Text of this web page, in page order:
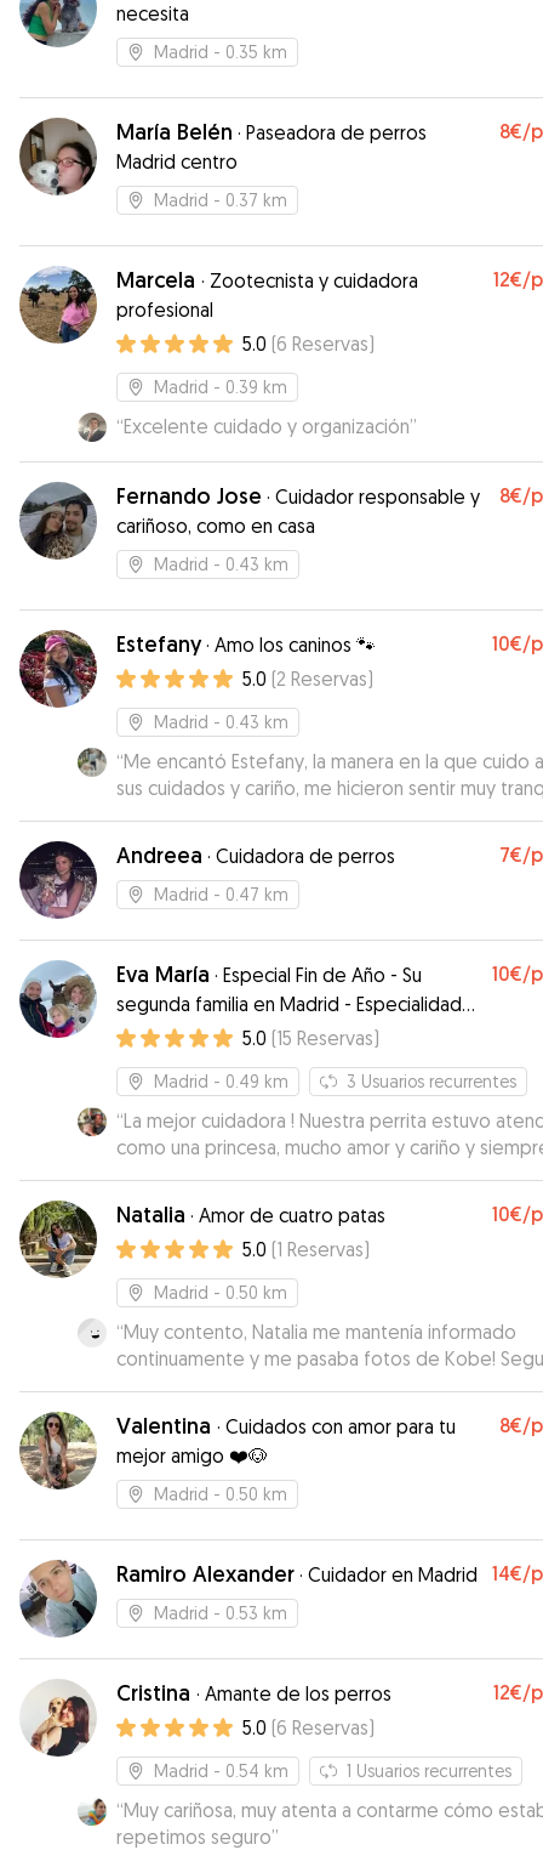
necesita
Madrid - 0.35 km
María Belén · Paseadora de perros
Madrid centro
8€/
Madrid - 0.37 km
Marcela · Zootecnista y cuidadora
profesional
12€/
5.0 (6 Reservas)
Madrid - 0.39 km
“Excelente cuidado y organización”
Fernando Jose · Cuidador responsable y
cariñoso, como en casa
8€/
Madrid - 0.43 km
Estefany· Amo los caninos 🐾 10€/
5.0 (2 Reservas)
Madrid - 0.43 km
“Me encantó Estefany, la manera en la que cuido
sus cuidados y cariño, me hicieron sentir muy
súper recomendada!”
Andreea · Cuidadora de perros 7€/
Madrid - 0.47 km
Eva María · Especial Fin de Año - Su
segunda familia en Madrid - Especialidad
en urgencias de último minuto! Disponible
en Fin de Año
10€/
5.0 (15 Reservas)
Madrid - 0.49 km 3 Usuarios recurrentes
“La mejor cuidadora ! Nuestra perrita estuvo
como una princesa, mucho amor y cariño y
actualizándonos de las actividades que ivan
realizando
Natalia · Amor de cuatro patas 10€/
5.0 (1 Reservas)
Madrid - 0.50 km
“Muy contento, Natalia me mantenía informado
continuamente y me pasaba fotos de Kobe!
que kobe estuvo agusto.”
Valentina · Cuidados con amor para tu
mejor amigo ❤️🐶
8€/
Madrid - 0.50 km
Ramiro Alexander · Cuidador en Madrid 14€/
Madrid - 0.53 km
Cristina · Amante de los perros 12€/
5.0 (6 Reservas)
Madrid - 0.54 km 1 Usuarios recurrentes
“Muy cariñosa, muy atenta a contarme cómo
repetimos seguro”